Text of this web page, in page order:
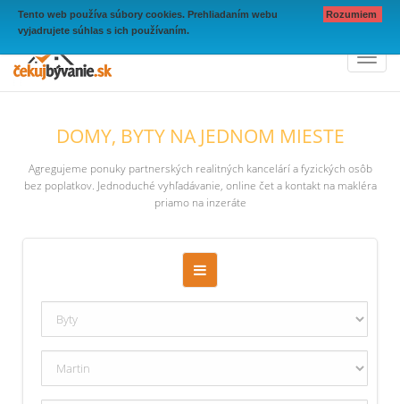
Tento web používa súbory cookies. Prehliadaním webu
vyjadrujete súhlas s ich používaním.
Rozumiem
DOMY, BYTY NA JEDNOM MIESTE
Agregujeme ponuky partnerských realitných kancelárí a fyzických osôb
bez poplatkov. Jednoduché vyhľadávanie, online čet a kontakt na makléra
priamo na inzeráte